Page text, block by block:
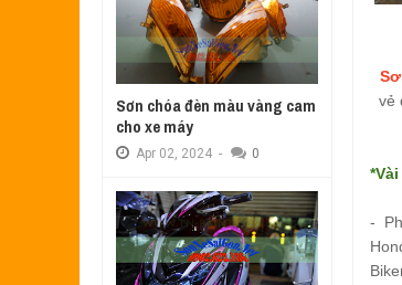
vẻ
-
Sơn chóa đèn màu vàng cam
cho xe máy
Apr 02, 2024 - 0